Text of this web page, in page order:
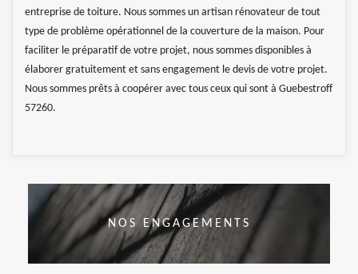
entreprise de toiture. Nous sommes un artisan rénovateur de tout
type de problème opérationnel de la couverture de la maison. Pour
faciliter le préparatif de votre projet, nous sommes disponibles à
élaborer gratuitement et sans engagement le devis de votre projet.
Nous sommes prêts à coopérer avec tous ceux qui sont à Guebestroff
57260.
NOS ENGAGEMENTS